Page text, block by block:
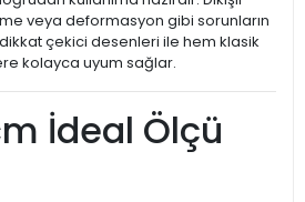
veya deformasyon gibi sorunların
çekici desenleri ile hem klasik
kolayca uyum sağlar.
İdeal Ölçü